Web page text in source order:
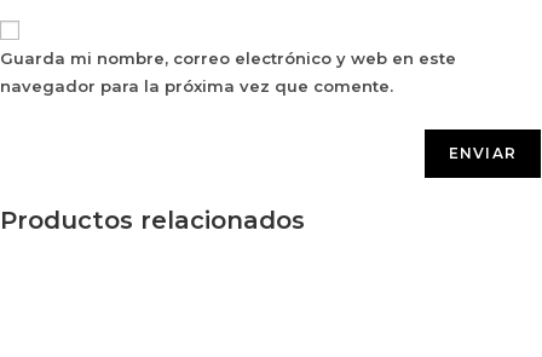
Guarda mi nombre, correo electrónico y web en este
navegador para la próxima vez que comente.
Productos relacionados